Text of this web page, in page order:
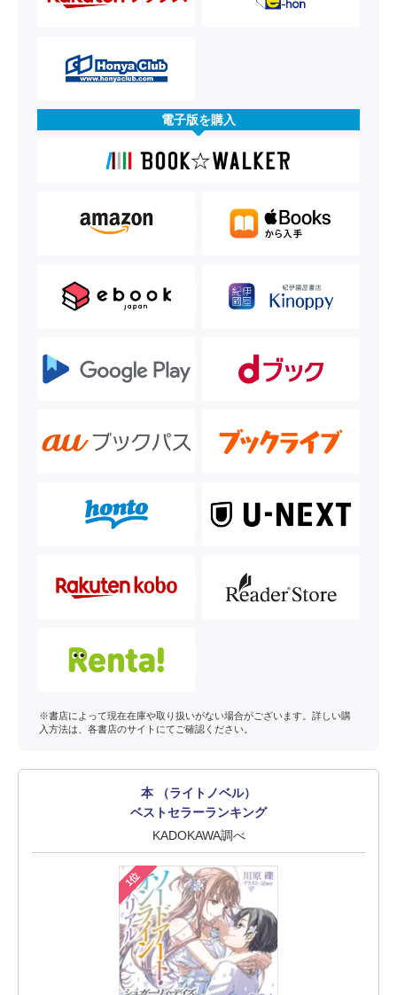
電子版を購入
※書店によって現在在庫や取り扱いがない場合がございます。詳しい購
入方法は、各書店のサイトにてご確認ください。
本 （ライトノベル）
ベストセラーランキング
KADOKAWA調べ
1位